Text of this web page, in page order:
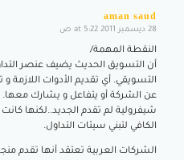
aman saud
says:
28 ديسمبر 2011 at 5:22 ص
النقطة المهمة/
أن التسويق الحديث يضيف عنصر
التسويقي. أي تقديم الأدوات اللازمة و
عن الشركة أو يتفاعل و يشارك معها.
شيفرولية لم تقدم الجديد..لكنها
الكافي لتبني سيئات التداول.
الشركات العربية تعتقد أنها تقدم